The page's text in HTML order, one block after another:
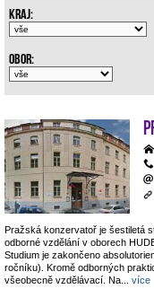
Kraj:
Obor:
Pražská konzervatoř je šestiletá
odborné vzdělání v oborech
Studium je zakončeno
ročníku). Kromě odborných
všeobecně vzdělávací. Na
více